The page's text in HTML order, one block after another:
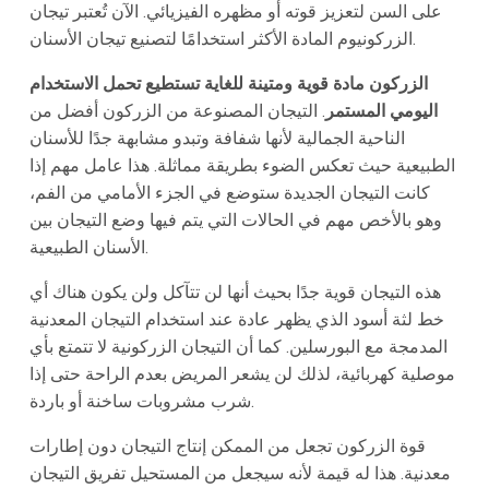
على السن لتعزيز قوته أو مظهره الفيزيائي. الآن تُعتبر تيجان
الزركونيوم المادة الأكثر استخدامًا لتصنيع تيجان الأسنان.
الزركون مادة قوية ومتينة للغاية تستطيع تحمل الاستخدام
اليومي المستمر . التيجان المصنوعة من الزركون أفضل من
الناحية الجمالية لأنها شفافة وتبدو مشابهة جدًا للأسنان
الطبيعية حيث تعكس الضوء بطريقة مماثلة. هذا عامل مهم إذا
كانت التيجان الجديدة ستوضع في الجزء الأمامي من الفم،
وهو بالأخص مهم في الحالات التي يتم فيها وضع التيجان بين
الأسنان الطبيعية.
هذه التيجان قوية جدًا بحيث أنها لن تتآكل ولن يكون هناك أي
خط لثة أسود الذي يظهر عادة عند استخدام التيجان المعدنية
المدمجة مع البورسلين. كما أن التيجان الزركونية لا تتمتع بأي
موصلية كهربائية، لذلك لن يشعر المريض بعدم الراحة حتى إذا
شرب مشروبات ساخنة أو باردة.
قوة الزركون تجعل من الممكن إنتاج التيجان دون إطارات
معدنية. هذا له قيمة لأنه سيجعل من المستحيل تفريق التيجان